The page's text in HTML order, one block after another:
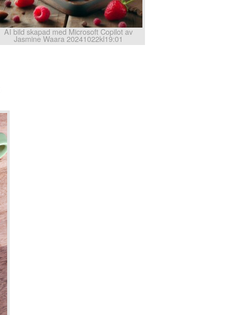
AI bild skapad med Microsoft Copilot av
Jasmine Waara 20241022kl19:01